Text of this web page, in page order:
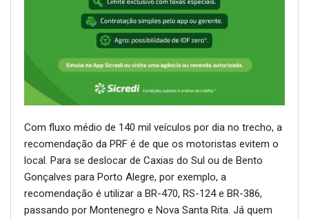
Com fluxo médio de 140 mil veículos por dia no trecho, a
recomendação da PRF é de que os motoristas evitem o
local. Para se deslocar de Caxias do Sul ou de Bento
Gonçalves para Porto Alegre, por exemplo, a
recomendação é utilizar a BR-470, RS-124 e BR-386,
passando por Montenegro e Nova Santa Rita. Já quem